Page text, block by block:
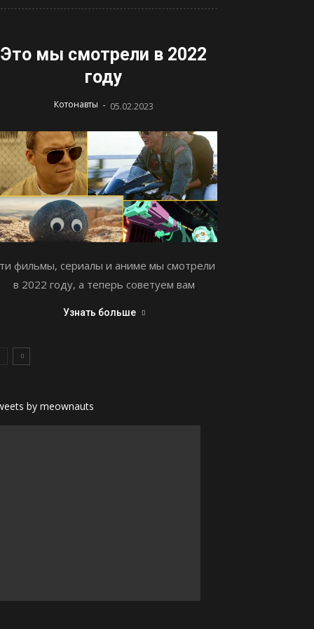
Это мы смотрели в 2022
году
Котонавты - 05.02.2023
фильмы, сериалы и аниме мы смотрели
в 2022 году, а теперь советуем вам
Узнать больше
by meownauts